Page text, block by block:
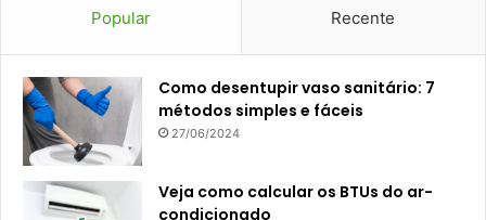
Popular Recente
Como desentupir vaso sanitário: 7
métodos simples e fáceis
27/06/2024
Veja como calcular os BTUs do ar-
condicionado